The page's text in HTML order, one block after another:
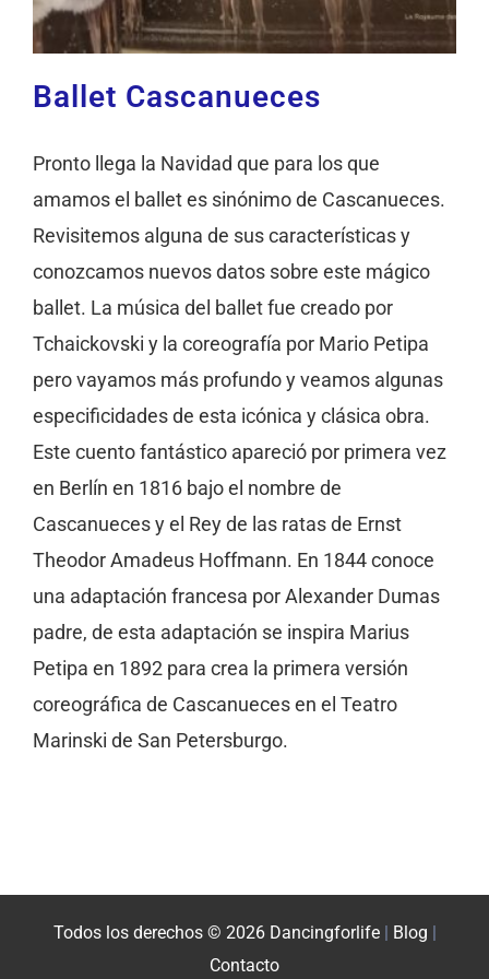
Ballet Cascanueces
Pronto llega la Navidad que para los que
amamos el ballet es sinónimo de Cascanueces.
Revisitemos alguna de sus características y
conozcamos nuevos datos sobre este mágico
ballet. La música del ballet fue creado por
Tchaickovski y la coreografía por Mario Petipa
pero vayamos más profundo y veamos algunas
especificidades de esta icónica y clásica obra.
Este cuento fantástico apareció por primera vez
en Berlín en 1816 bajo el nombre de
Cascanueces y el Rey de las ratas de Ernst
Theodor Amadeus Hoffmann. En 1844 conoce
una adaptación francesa por Alexander Dumas
padre, de esta adaptación se inspira Marius
Petipa en 1892 para crea la primera versión
coreográfica de Cascanueces en el Teatro
Marinski de San Petersburgo.
Todos los derechos © 2026 Dancingforlife | Blog |
Contacto